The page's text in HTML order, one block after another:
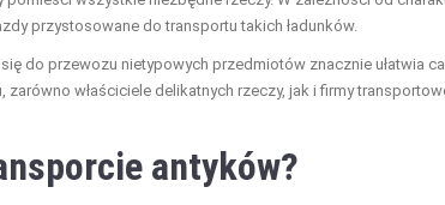
przystosowane do transportu takich ładunków.
do przewozu nietypowych przedmiotów znacznie ułatwia
właściciele delikatnych rzeczy, jak i firmy
antyków?